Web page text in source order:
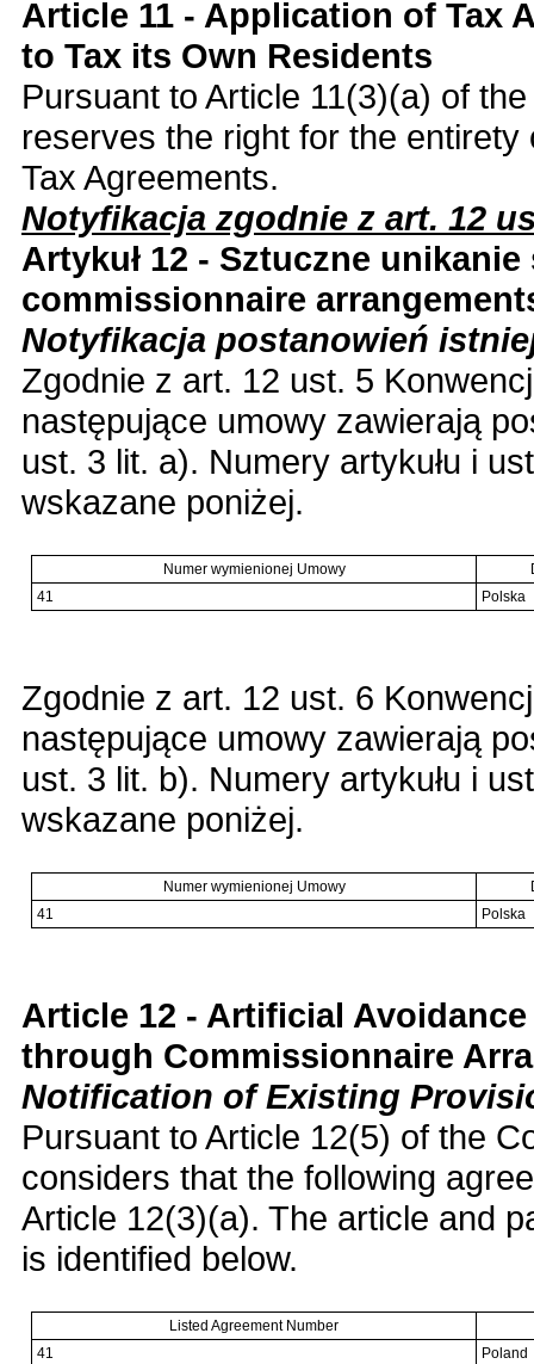
Article 11 - Application of Tax
to Tax its Own Residents
Pursuant to Article 11(3)(a) of
reserves the right for the
Tax Agreements.
Notyfikacja zgodnie z art. 12
Artykuł 12 - Sztuczne
commissionnaire
Notyfikacja postanowień
Zgodnie z art. 12 ust. 5
następujące umowy zawierają
ust. 3 lit. a). Numery artykułu i
wskazane poniżej.
Numer wymienionej Umowy
41
Polska
Zgodnie z art. 12 ust. 6
następujące umowy zawierają
ust. 3 lit. b). Numery artykułu i
wskazane poniżej.
Numer wymienionej Umowy
41
Polska
Article 12 - Artificial
through Commissionnaire
Notification of Existing
Pursuant to Article 12(5) of the
considers that the following
Article 12(3)(a). The article and
is identified below.
Listed Agreement Number
41
Poland